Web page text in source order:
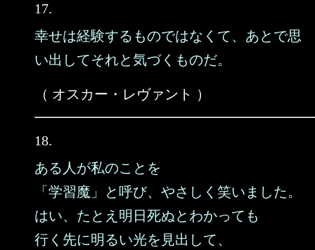
17.
幸せは経験するものではなくて、あとで思
い出してそれと気づくものだ。
（ オスカー・レヴァント ）
18.
ある人が私のことを
「学習魔」と呼び、やさしく笑いました。
はい、たとえ明日死ぬとわかっても
行く先に明るい光を見出して、